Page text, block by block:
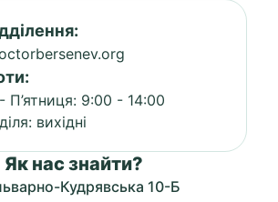
П’ятниця: 9:00 - 14:00
вихідні
Як нас знайти?
Кудрявська 10-Б